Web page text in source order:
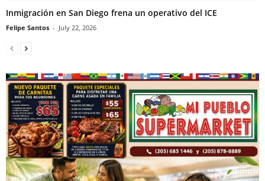
Inmigración en San Diego frena un operativo del ICE
Felipe Santos - July 22, 2026